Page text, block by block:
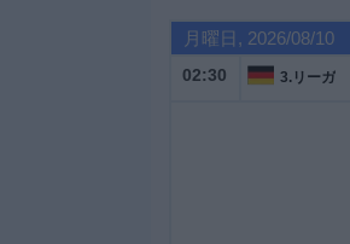
月曜日, 2026/08/10
02:30 3.リーガ